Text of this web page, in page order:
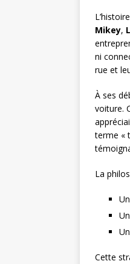
Mikey,
ni
rue et
À ses
voiture.
terme «
La
Cette